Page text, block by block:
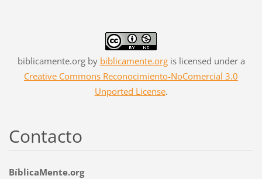
biblicamente.orgby biblicamente.orgis licensed under a
Creative Commons Reconocimiento-NoComercial 3.0
Unported License.
Contacto
BíblicaMente.org